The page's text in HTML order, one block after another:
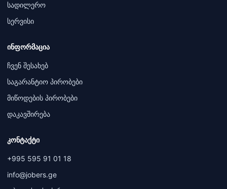
სადილერო
სერვისი
ინფორმაცია
ჩვენ შესახებ
საგარანტიო პირობები
მიწოდების პირობები
დაკავშირება
კონტაქტი
+995 595 91 01 18
info@jobers.ge